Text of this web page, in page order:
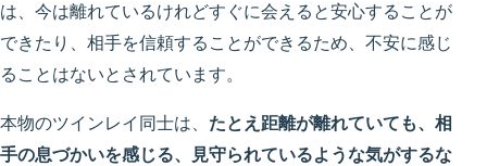
は、今は離れているけれどすぐに会えると安心することが
できたり、相手を信頼することができるため、不安に感じ
ることはないとされています。
本物のツインレイ同士は、 たとえ距離が離れていても、相
手の息づかいを感じる、見守られているような気がするな